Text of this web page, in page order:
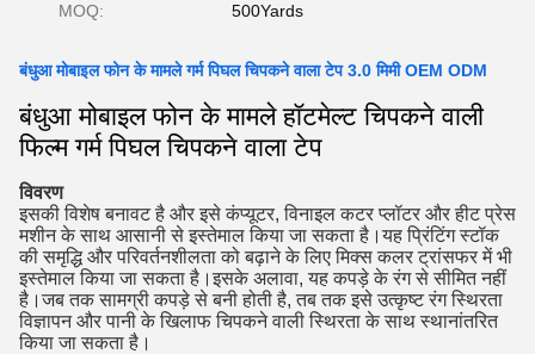
MOQ: 500Yards
बंधुआ मोबाइल फोन के मामले गर्म पिघल चिपकने वाला टेप 3.0 मिमी OEM ODM
बंधुआ मोबाइल फोन के मामले हॉटमेल्ट चिपकने वाली
फिल्म गर्म पिघल चिपकने वाला टेप
विवरण
इसकी विशेष बनावट है और इसे कंप्यूटर, विनाइल कटर प्लॉटर और हीट प्रेस
मशीन के साथ आसानी से इस्तेमाल किया जा सकता है।यह प्रिंटिंग स्टॉक
की समृद्धि और परिवर्तनशीलता को बढ़ाने के लिए मिक्स कलर ट्रांसफर में भी
इस्तेमाल किया जा सकता है।इसके अलावा, यह कपड़े के रंग से सीमित नहीं
है।जब तक सामग्री कपड़े से बनी होती है, तब तक इसे उत्कृष्ट रंग स्थिरता
विज्ञापन और पानी के खिलाफ चिपकने वाली स्थिरता के साथ स्थानांतरित
किया जा सकता है।